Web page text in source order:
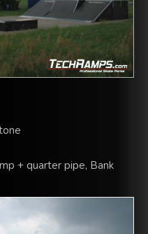
+ quarter pipe, Bank